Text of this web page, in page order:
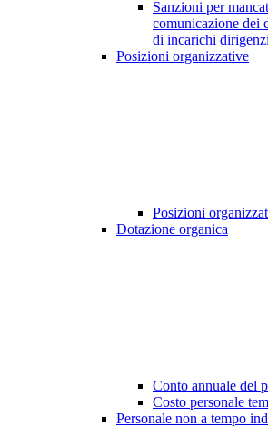
Sanzioni per
comunicazione dei
di incarichi
Posizioni organizzative
Posizioni
Dotazione organica
Conto annuale del
Costo personale
Personale non a tempo